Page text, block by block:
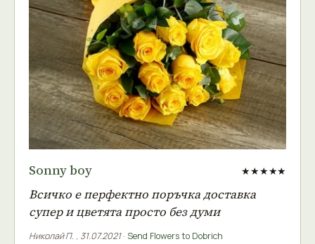
Sonny boy ★★★★★
Всичко е перфектно поръчка доставка
супер и цветята просто без думи
Николай П. , 31.07.2021· Send Flowers to Dobrich